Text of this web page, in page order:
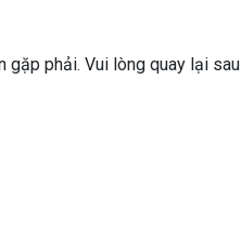
gặp phải. Vui lòng quay lại sau